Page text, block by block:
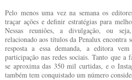
Pelo menos uma vez na semana os
traçar ações e definir estratégias para
Nessas reuniões, a divulgação, ou
relacionado aos títulos da Penalux encontra
resposta a essa demanda, a editora
participação nas redes sociais. Tanto que a
se aproxima das 350 mil curtidas, e o
também tem conquistado um número